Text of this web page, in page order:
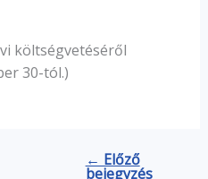
költségvetéséről
30-tól.)
← Előző
bejegyzés